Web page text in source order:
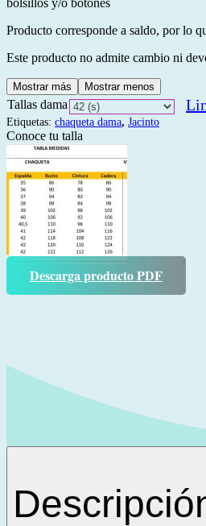
bolsillos y/o botones
Producto corresponde a saldo, por lo
Este producto no admite cambio ni
Mostrar más Mostrar menos
Tallas dama
Etiquetas: chaqueta dama, Jacinto
Conoce tu talla
Descarga producto PDF